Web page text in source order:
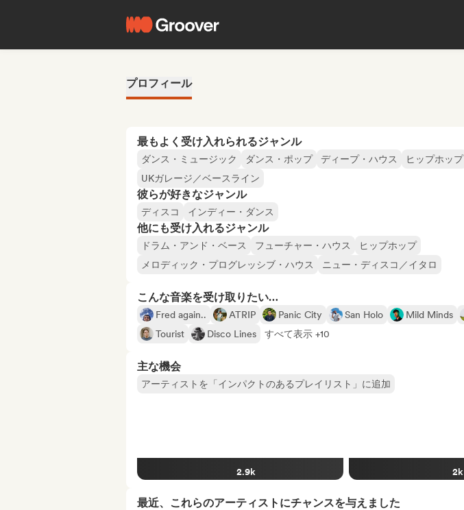
プロフィール
最もよく受け入れられるジャンル
ダンス・ミュージック ダンス・ポップ ディープ・ハウス
ヒップホップ
UKガレージ／ベースライン
彼らが好きなジャンル
ディスコ インディー・ダンス
他にも受け入れるジャンル
ドラム・アンド・ベース フューチャー・ハウス
ヒップホップ
メロディック・プログレッシブ・ハウス
ニュー・ディスコ／イタロ
こんな音楽を受け取りたい…
Fred again.. ATRIP Panic City San Holo Mild Minds
Tourist
Disco Lines すべて表示 +10
主な機会
アーティストを「インパクトのあるプレイリスト」に追加
2.9k 2k
最近、これらのアーティストにチャンスを与えました